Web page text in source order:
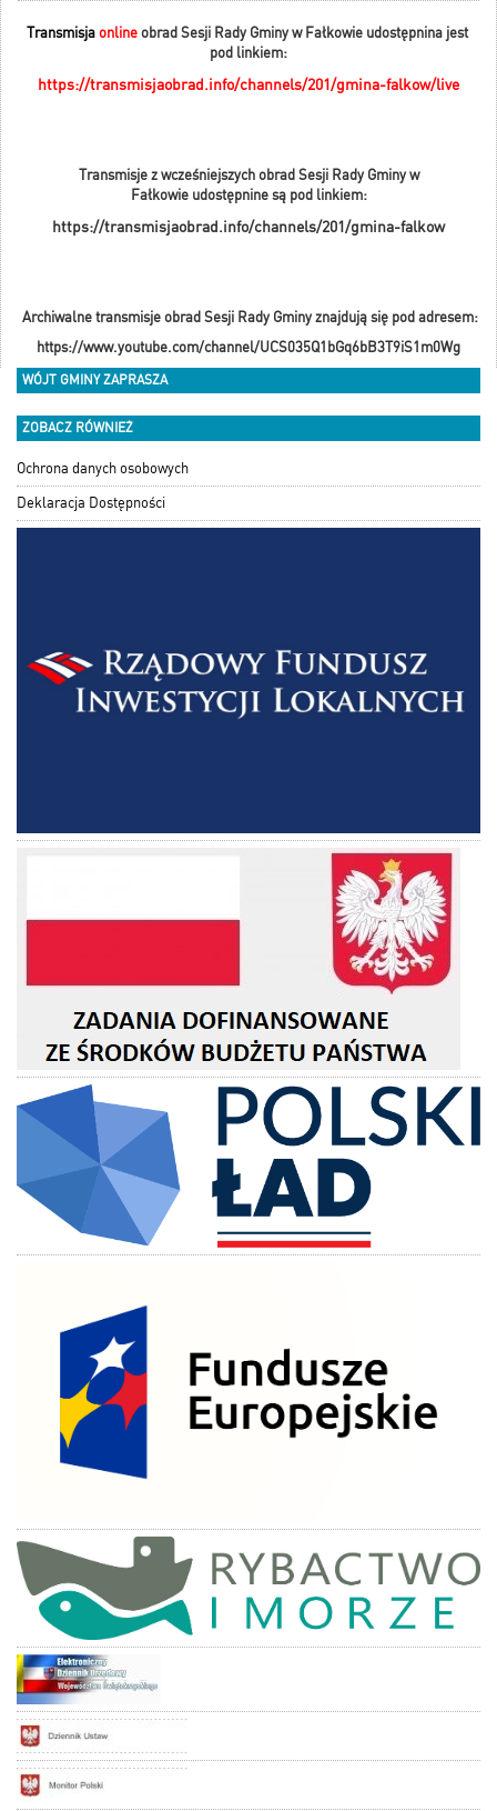
Transmisjaonlineobrad Sesji Rady Gminy w Fałkowie udostępnina jest
pod linkiem:
https://transmisjaobrad.info/channels/201/gmina-falkow/live
Transmisje z wcześniejszych obrad Sesji Rady Gminy w
Fałkowie udostępnine są pod linkiem:
https://transmisjaobrad.info/channels/201/gmina-falkow
Archiwalne transmisje obrad Sesji Rady Gminy znajdują się pod adresem:
https://www.youtube.com/channel/UCS035Q1bGq6bB3T9iS1m0Wg
WÓJT GMINY ZAPRASZA
ZOBACZ RÓWNIEŻ
Ochrona danych osobowych
Deklaracja Dostępności